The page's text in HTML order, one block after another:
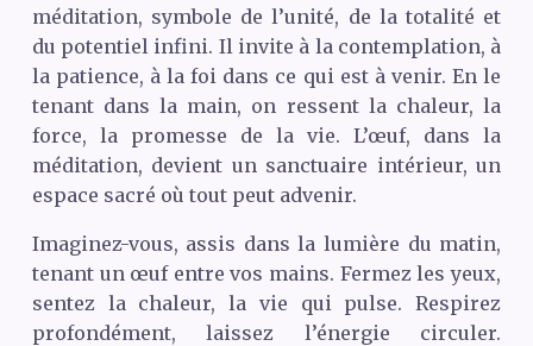
méditation, symbole de l’unité, de la totalité et
du potentiel infini. Il invite à la contemplation, à
la patience, à la foi dans ce qui est à venir. En le
tenant dans la main, on ressent la chaleur, la
force, la promesse de la vie. L’œuf, dans la
méditation, devient un sanctuaire intérieur, un
espace sacré où tout peut advenir.
Imaginez-vous, assis dans la lumière du matin,
tenant un œuf entre vos mains. Fermez les yeux,
sentez la chaleur, la vie qui pulse. Respirez
profondément, laissez l’énergie circuler.